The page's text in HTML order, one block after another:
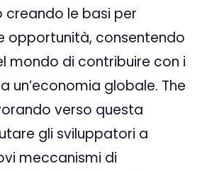
creando le basi per
opportunità, consentendo
mondo di contribuire con i
un’economia globale. The
verso questa
gli sviluppatori a
meccanismi di